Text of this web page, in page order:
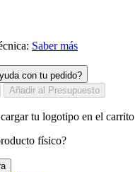
Saber más
con tu pedido?
Añadir al Presupuesto
tu logotipo en el carrito
físico?